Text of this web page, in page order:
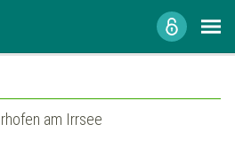
am Irrsee